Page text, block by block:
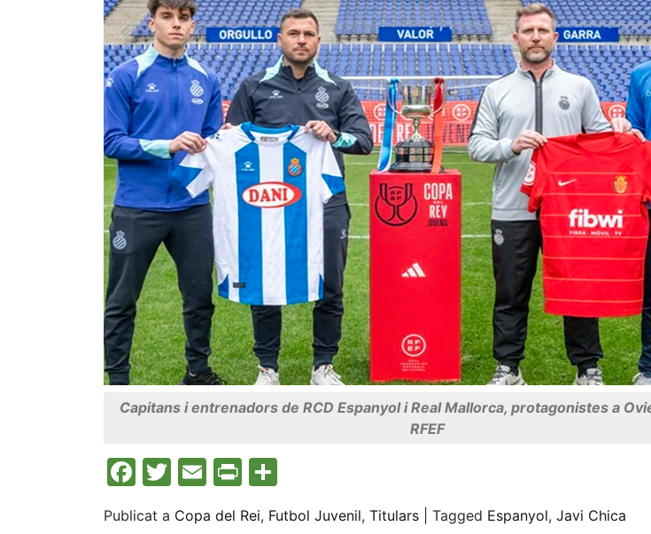
Capitans i entrenadors de RCD Espanyol i Real Mallorca, protagonistes a
RFEF
Facebook
Twitter
Email
Print
Publicat a Copa del Rei, Futbol Juvenil, Titulars Tagged Espanyol, Javi Chica